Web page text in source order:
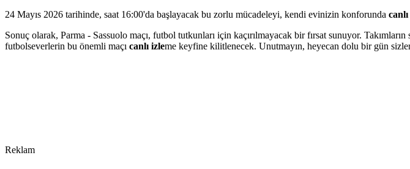
24 Mayıs 2026 tarihinde, saat 16:00'da başlayacak bu zorlu mücadeleyi, kendi evinizin konforunda
Sonuç olarak, Parma - Sassuolo maçı, futbol tutkunları için kaçırılmayacak bir fırsat sunuyor.
futbolseverlerin bu önemli maçı canlı izleme keyfine kilitlenecek. Unutmayın, heyecan dolu bir gün
Reklam